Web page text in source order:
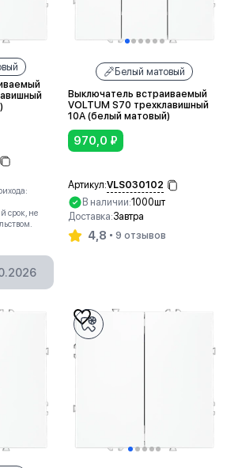
срок, не
Белый матовый
Выключатель встраиваемый
VOLTUM S70 трехклавишный
10А (белый матовый)
970,0 ₽
Артикул:VLS030102
В наличии:1000шт
Доставка:Завтра
4,8 9 отзывов